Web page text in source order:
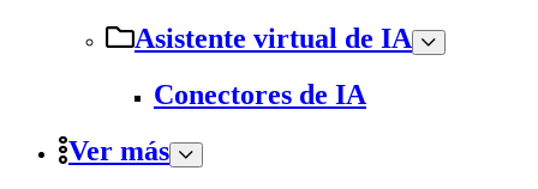
Asistente virtual de IA
Conectores de IA
Ver más